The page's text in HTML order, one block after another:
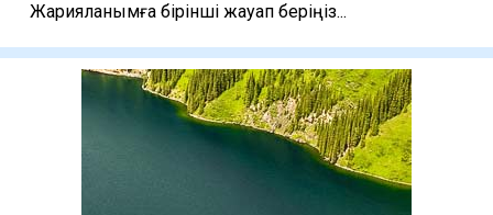
Жарияланымға бірінші жауап беріңіз...